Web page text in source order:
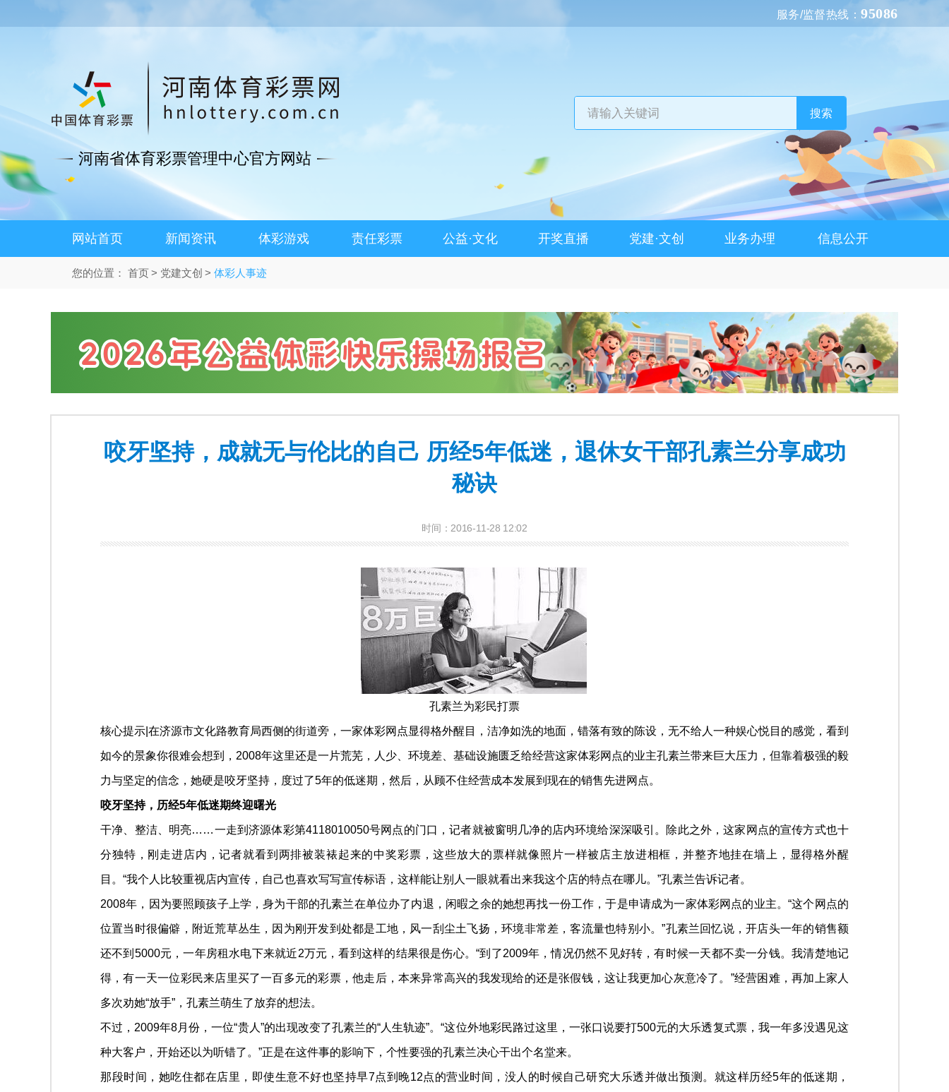
服务/监督热线：95086
搜索
河南省体育彩票管理中心官方网站
网站首页 新闻资讯 体彩游戏 责任彩票 公益·文化 开奖直播 党建·文创 业务办理 信息公开
您的位置： 首页 党建文创 体彩人事迹
咬牙坚持，成就无与伦比的自己 历经5年低迷，退休女干部孔素兰分享成功
秘诀
时间：2016-11-28 12:02
孔素兰为彩民打票
核心提示|在济源市文化路教育局西侧的街道旁，一家体彩网点显得格外醒目，洁净如洗的地面，错落有致的陈设，无不给人一种娱心悦目的感觉，看到
如今的景象你很难会想到，2008年这里还是一片荒芜，人少、环境差、基础设施匮乏给经营这家体彩网点的业主孔素兰带来巨大压力，但靠着极强的毅
力与坚定的信念，她硬是咬牙坚持，度过了5年的低迷期，然后，从顾不住经营成本发展到现在的销售先进网点。
咬牙坚持，历经5年低迷期终迎曙光
干净、整洁、明亮……一走到济源体彩第4118010050号网点的门口，记者就被窗明几净的店内环境给深深吸引。除此之外，这家网点的宣传方式也十
分独特，刚走进店内，记者就看到两排被装裱起来的中奖彩票，这些放大的票样就像照片一样被店主放进相框，并整齐地挂在墙上，显得格外醒
目。“我个人比较重视店内宣传，自己也喜欢写写宣传标语，这样能让别人一眼就看出来我这个店的特点在哪儿。”孔素兰告诉记者。
2008年，因为要照顾孩子上学，身为干部的孔素兰在单位办了内退，闲暇之余的她想再找一份工作，于是申请成为一家体彩网点的业主。“这个网点的
位置当时很偏僻，附近荒草丛生，因为刚开发到处都是工地，风一刮尘土飞扬，环境非常差，客流量也特别小。”孔素兰回忆说，开店头一年的销售额
还不到5000元，一年房租水电下来就近2万元，看到这样的结果很是伤心。“到了2009年，情况仍然不见好转，有时候一天都不卖一分钱。我清楚地记
得，有一天一位彩民来店里买了一百多元的彩票，他走后，本来异常高兴的我发现给的还是张假钱，这让我更加心灰意冷了。”经营困难，再加上家人
多次劝她“放手”，孔素兰萌生了放弃的想法。
不过，2009年8月份，一位“贵人”的出现改变了孔素兰的“人生轨迹”。“这位外地彩民路过这里，一张口说要打500元的大乐透复式票，我一年多没遇见这
种大客户，开始还以为听错了。”正是在这件事的影响下，个性要强的孔素兰决心干出个名堂来。
那段时间，她吃住都在店里，即使生意不好也坚持早7点到晚12点的营业时间，没人的时候自己研究大乐透并做出预测。就这样历经5年的低迷期，